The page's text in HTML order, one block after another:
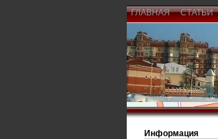
ГЛАВНАЯ СТАТЬИ
Информация